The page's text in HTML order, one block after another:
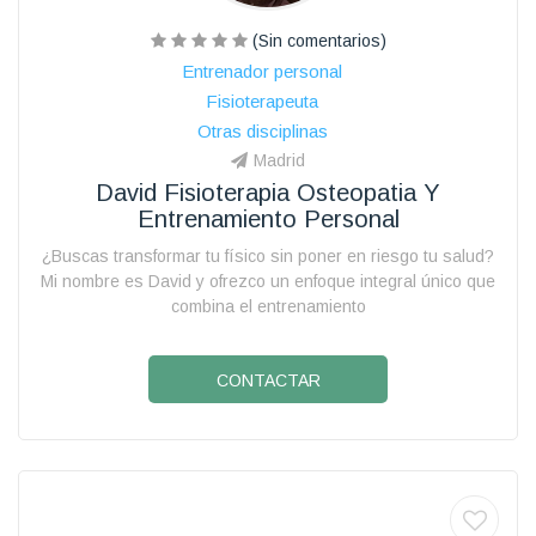
(Sin comentarios)
Entrenador personal
Fisioterapeuta
Otras disciplinas
Madrid
David Fisioterapia Osteopatia Y
Entrenamiento Personal
¿Buscas transformar tu físico sin poner en riesgo tu salud?
Mi nombre es David y ofrezco un enfoque integral único que
combina el entrenamiento
CONTACTAR